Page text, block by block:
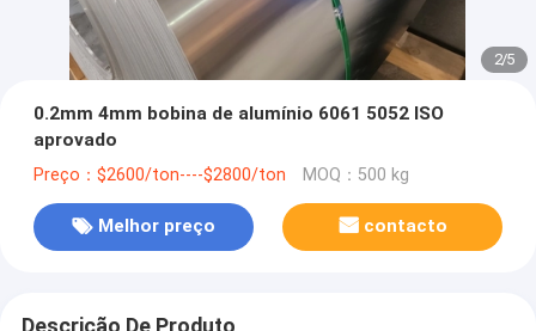
2/5
0.2mm 4mm bobina de alumínio 6061 5052 ISO
aprovado
Preço：$2600/ton----$2800/ton MOQ：500 kg
Melhor preço contacto
Descrição De Produto